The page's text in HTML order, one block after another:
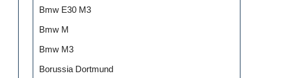
Bmw E30 M3
Bmw M
Bmw M3
Borussia Dortmund